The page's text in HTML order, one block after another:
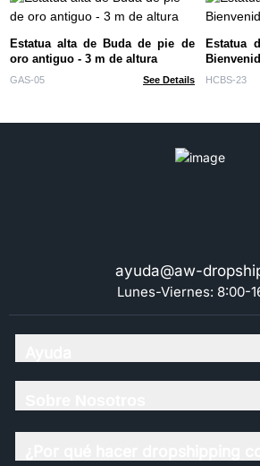
Estatua alta de Buda de pie de
oro antiguo - 3 m de altura
GAS-05 See Details
Estatua
HCBS-23
ayuda@aw-
Lunes-Viernes: 8:00-